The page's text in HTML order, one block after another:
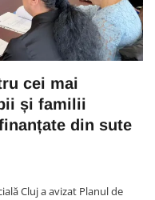
cei mai
și familii
din sute
Cluj a avizat Planul de